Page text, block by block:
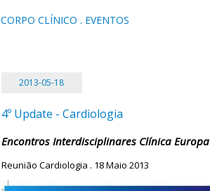
CORPO CLÍNICO . EVENTOS
2013-05-18
4º Update - Cardiologia
Encontros Interdisciplinares Clínica Europa
Reunião Cardiologia . 18 Maio 2013